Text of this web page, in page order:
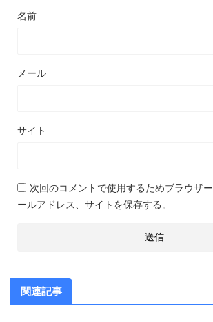
名前
メール
サイト
次回のコメントで使用するためブラウザ
ールアドレス、サイトを保存する。
関連記事